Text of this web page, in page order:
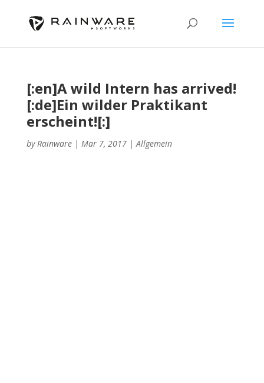
[:en]A wild Intern has arrived!
[:de]Ein wilder Praktikant
erscheint![:]
byRainware| Mar 7, 2017|Allgemein